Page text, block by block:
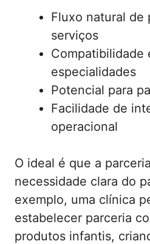
Fluxo natural de
serviços
Compatibilidade
especialidades
Potencial para
Facilidade de
operacional
O ideal é que a
necessidade clara do
exemplo, uma clínica
estabelecer parceria
produtos infantis,